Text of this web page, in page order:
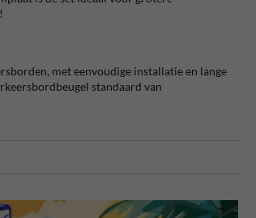
met eenvoudige installatie en lange
standaard van